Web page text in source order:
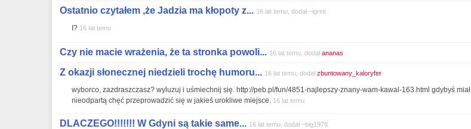
Ostatnio czytałem ,że Jadzia ma kłopoty z... 16 lat temu, dodał ~igrek
I? 16 lat temu
Czy nie macie wrażenia, że ta stronka powoli... 16 lat temu, dodał ananas
Z okazji słonecznej niedzieli trochę humoru... 16 lat temu, dodał zbuntowany_kaloryfer
wyborco, zazdraszczasz? wyluzuj i uśmiechnij się. http://peb.pl/fun/4851-najlepszy-znany-wam-kawal-163.html gdybyś miał
nieodpartą chęć przeprowadzić się w jakieś urokliwe miejsce. 16 lat temu
DLACZEGO!!!!!!! W Gdyni są takie same... 16 lat temu, dodał ~big1978